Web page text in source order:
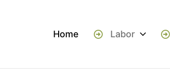
Home Labor